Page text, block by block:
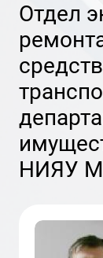
отдел эксплуатации и
НИЯУ